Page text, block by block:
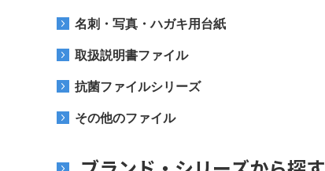
名刺・写真・ハガキ用台紙
取扱説明書ファイル
抗菌ファイルシリーズ
その他のファイル